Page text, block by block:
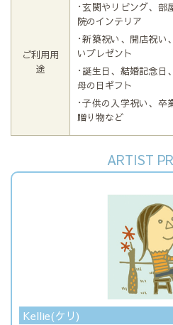
ご利用用
途
･玄関やリビング、部
院のインテリア
･新築祝い、開店祝い
いプレゼント
･誕生日、結婚記念日
母の日ギフト
･子供の入学祝い、卒
贈り物など
ARTIST
Kellie(ケリ)